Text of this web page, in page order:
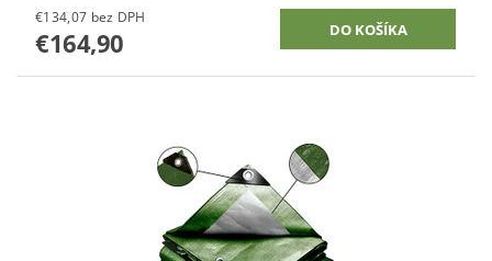
€134,07 bez DPH
€164,90